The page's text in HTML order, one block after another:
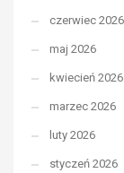
czerwiec 2026
maj 2026
kwiecień 2026
marzec 2026
luty 2026
styczeń 2026